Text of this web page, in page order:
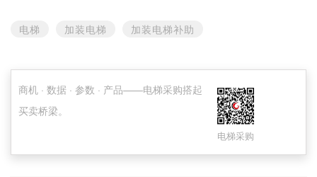
的多业主住宅；及未列入未来10年内房屋征收、
《意见》明确指出既有住宅加装电梯应按照相
关法律、法规和政策规定，由业主自愿申请并与
相关业主充分协商，经本单位房屋专有部分面积
电梯 加装电梯 加装电梯补助
商机 · 数据 · 参数 · 产品——电梯采购搭起
买卖桥梁。
电梯采购